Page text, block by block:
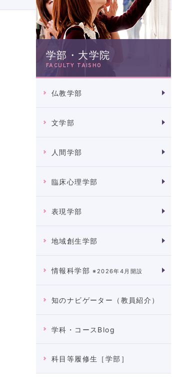
学部・大学院
FACULTY TAISHO
仏教学部
文学部
人間学部
臨床心理学部
表現学部
地域創生学部
情報科学部※2026年4月開設
知のナビゲーター（教員紹介）
学科・コースBlog
科目等履修生［学部］